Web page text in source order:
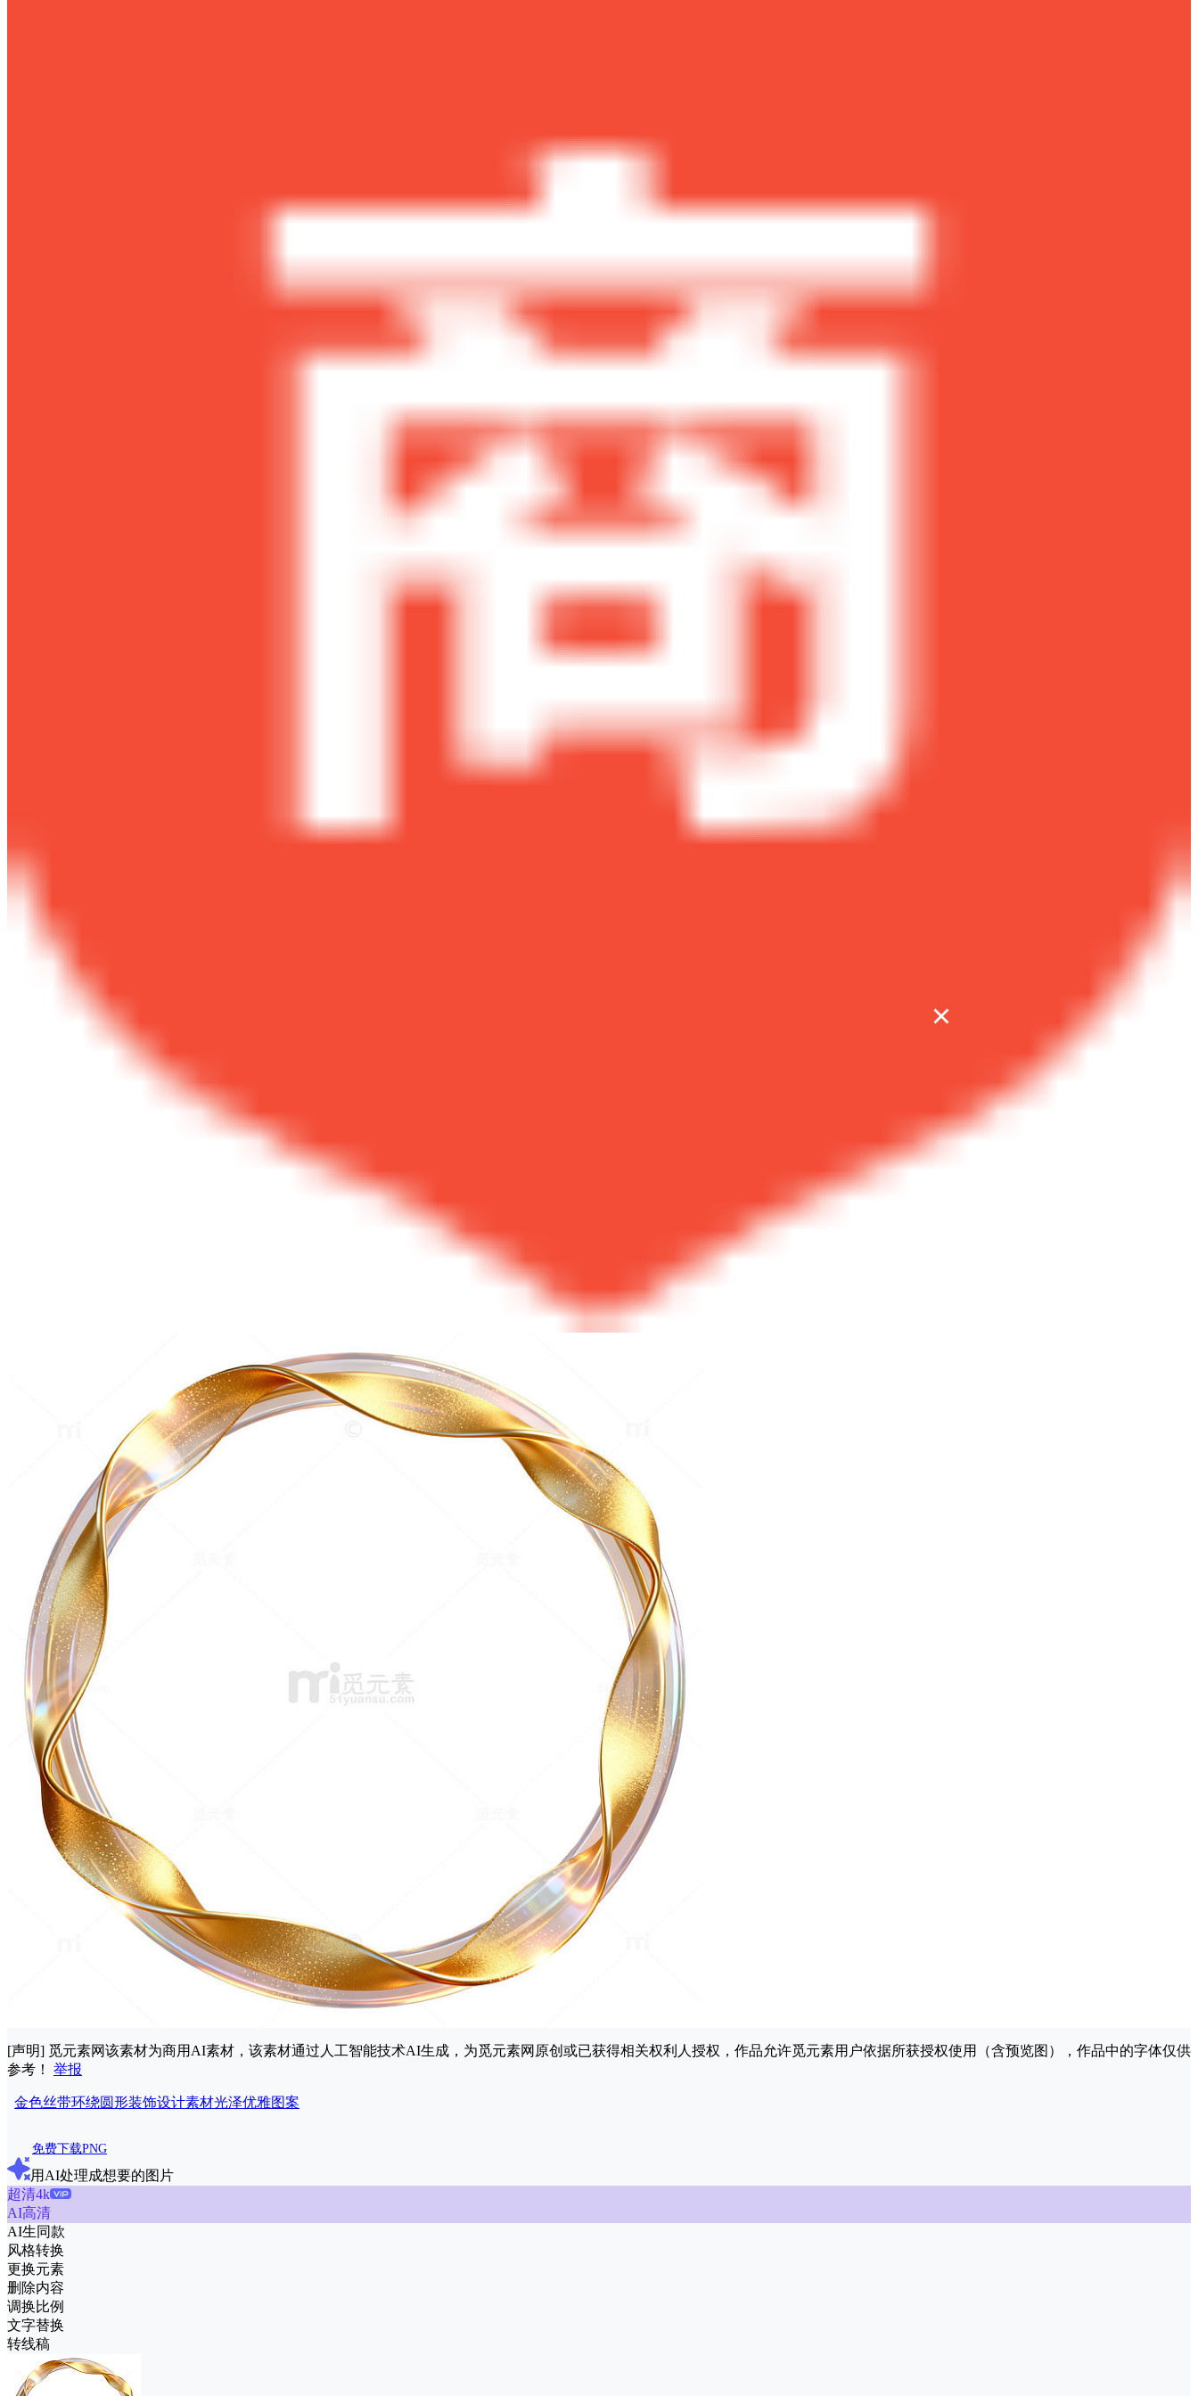
[声明] 觅元素网该素材为商用AI素材，该素材通过人工智能技术AI生成，为觅元素网原创或已获得相关权利人授权，作品允许觅元素用户依据所获授权使用（含预览图），作品中的字体仅供
参考！ 举报
金色丝带环绕圆形装饰设计素材光泽优雅图案
免费下载PNG
用AI处理成想要的图片
超清4k
AI高清
AI生同款
风格转换
更换元素
删除内容
调换比例
文字替换
转线稿